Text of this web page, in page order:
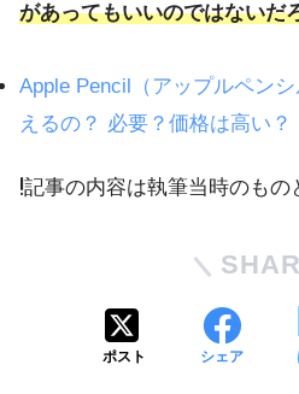
があってもいいのではないだ
Apple Pencil（アップルペン
えるの？ 必要？価格は高い？
記事の内容は執筆当時のもの
ポスト シェア